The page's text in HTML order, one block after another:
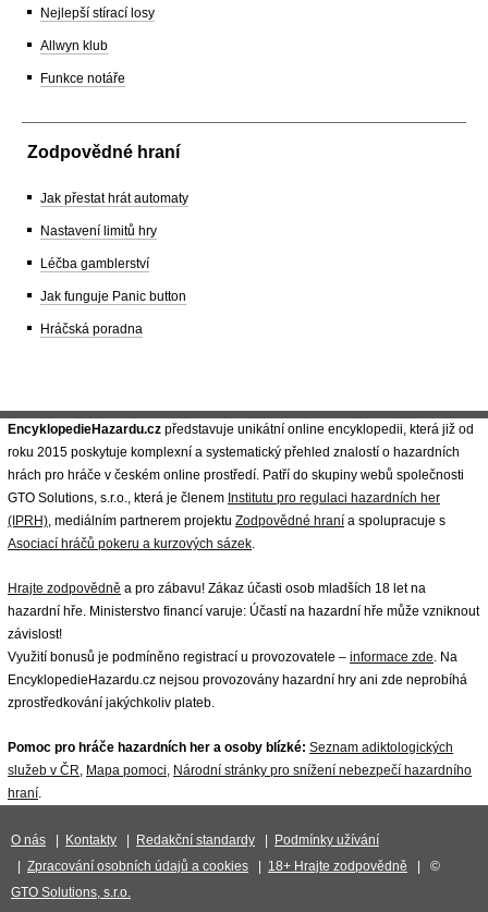
Nejlepší stírací losy
Allwyn klub
Funkce notáře
Zodpovědné hraní
Jak přestat hrát automaty
Nastavení limitů hry
Léčba gamblerství
Jak funguje Panic button
Hráčská poradna
EncyklopedieHazardu.cz představuje unikátní online encyklopedii, která již od
roku 2015 poskytuje komplexní a systematický přehled znalostí o hazardních
hrách pro hráče v českém online prostředí. Patří do skupiny webů společnosti
GTO Solutions, s.r.o., která je členem Institutu pro regulaci hazardních her
(IPRH), mediálním partnerem projektu Zodpovědné hraní a spolupracuje s
Asociací hráčů pokeru a kurzových sázek.
Hrajte zodpovědně a pro zábavu! Zákaz účasti osob mladších 18 let na
hazardní hře. Ministerstvo financí varuje: Účastí na hazardní hře může vzniknout
závislost!
Využití bonusů je podmíněno registrací u provozovatele – informace zde. Na
EncyklopedieHazardu.cz nejsou provozovány hazardní hry ani zde neprobíhá
zprostředkování jakýchkoliv plateb.
Pomoc pro hráče hazardních her a osoby blízké: Seznam adiktologických
služeb v ČR, Mapa pomoci, Národní stránky pro snížení nebezpečí hazardního
hraní.
O nás Kontakty Redakční standardy
Podmínky užívání
Zpracování osobních údajů a cookies 18+ Hrajte zodpovědně
| ©
GTO Solutions, s.r.o.